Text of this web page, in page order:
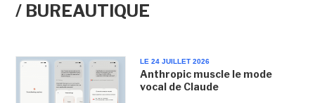
/ BUREAUTIQUE
LE 24 JUILLET 2026
Anthropic muscle le mode
vocal de Claude